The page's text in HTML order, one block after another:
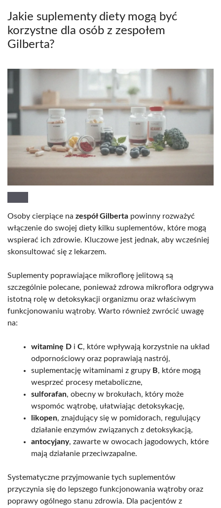
Jakie suplementy diety mogą być
korzystne dla osób z zespołem
Gilberta?
Osoby cierpiące na zespół Gilberta powinny rozważyć
włączenie do swojej diety kilku suplementów, które mogą
wspierać ich zdrowie. Kluczowe jest jednak, aby wcześniej
skonsultować się z lekarzem.
Suplementy poprawiające mikroflorę jelitową są
szczególnie polecane, ponieważ zdrowa mikroflora odgrywa
istotną rolę w detoksykacji organizmu oraz właściwym
funkcjonowaniu wątroby. Warto również zwrócić uwagę
na:
witaminę D i C, które wpływają korzystnie na układ
odpornościowy oraz poprawiają nastrój,
suplementację witaminami z grupy B, które mogą
wesprzeć procesy metaboliczne,
sulforafan, obecny w brokułach, który może
wspomóc wątrobę, ułatwiając detoksykację,
likopen, znajdujący się w pomidorach, regulujący
działanie enzymów związanych z detoksykacją,
antocyjany, zawarte w owocach jagodowych, które
mają działanie przeciwzapalne.
Systematyczne przyjmowanie tych suplementów
przyczynia się do lepszego funkcjonowania wątroby oraz
poprawy ogólnego stanu zdrowia. Dla pacjentów z